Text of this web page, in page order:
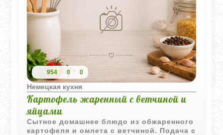
954 0 0
Немецкая кухня
Картофель жаренный с ветчиной и
яйцами
Сытное домашнее блюдо из обжаренного
картофеля и омлета с ветчиной. Подача с